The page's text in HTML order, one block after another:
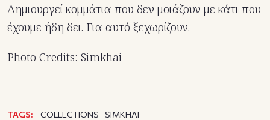
Δημιουργεί κομμάτια που δεν μοιάζουν με κάτι που
έχουμε ήδη δει. Για αυτό ξεχωρίζουν.
Photo Credits: Simkhai
TAGS: COLLECTIONS SIMKHAI